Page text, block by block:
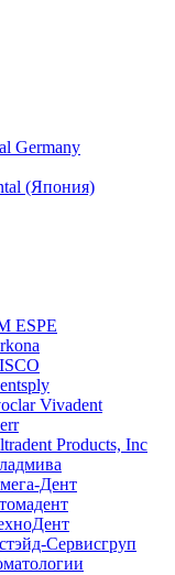
Germany
(Япония)
ESPE
Vivadent
Products, Inc
Дент
Сервисгруп